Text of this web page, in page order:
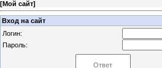
[Мой сайт]
Вход на сайт
Логин:
Пароль: